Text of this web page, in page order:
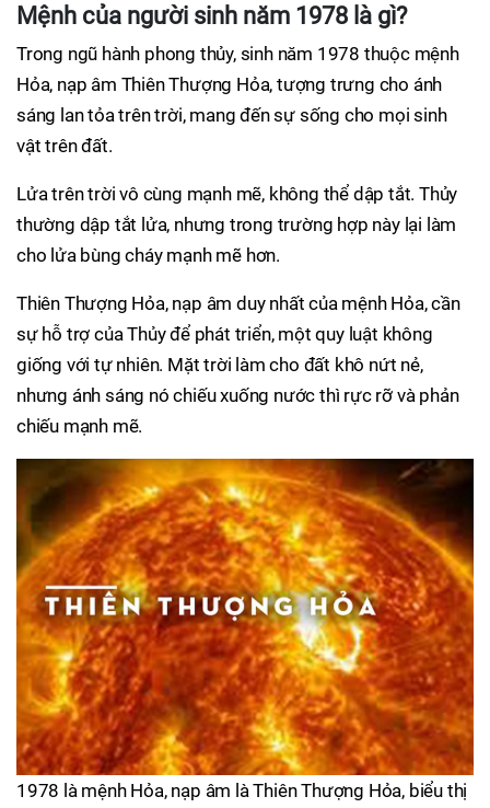
Mệnh của người sinh năm 1978 là gì?
Trong ngũ hành phong thủy, sinh năm 1978 thuộc mệnh
Hỏa, nạp âm Thiên Thượng Hỏa, tượng trưng cho ánh
sáng lan tỏa trên trời, mang đến sự sống cho mọi sinh
vật trên đất.
Lửa trên trời vô cùng mạnh mẽ, không thể dập tắt. Thủy
thường dập tắt lửa, nhưng trong trường hợp này lại làm
cho lửa bùng cháy mạnh mẽ hơn.
Thiên Thượng Hỏa, nạp âm duy nhất của mệnh Hỏa, cần
sự hỗ trợ của Thủy để phát triển, một quy luật không
giống với tự nhiên. Mặt trời làm cho đất khô nứt nẻ,
nhưng ánh sáng nó chiếu xuống nước thì rực rỡ và phản
chiếu mạnh mẽ.
1978 là mệnh Hỏa, nạp âm là Thiên Thượng Hỏa, biểu thị